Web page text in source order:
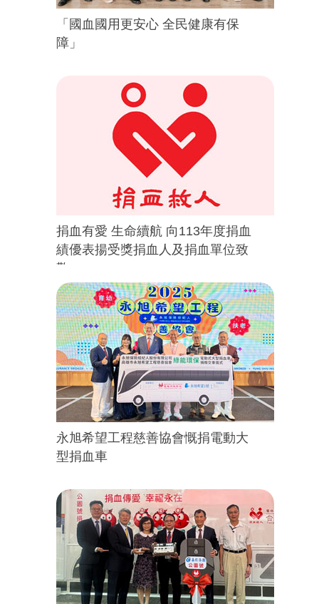
「國血國用更安心 全民健康有保
障」
捐血有愛 生命續航 向113年度捐血
績優表揚受獎捐血人及捐血單位致
敬
永旭希望工程慈善協會慨捐電動大
型捐血車